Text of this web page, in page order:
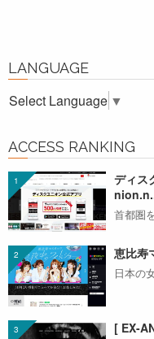
LANGUAGE
Select Language ▼
ACCESS RANKING
ディス
首都圏
恵比寿
日本の
[ EX-